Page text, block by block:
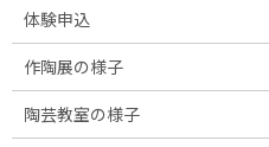
体験申込
作陶展の様子
陶芸教室の様子